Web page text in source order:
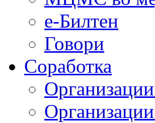
е-Билтен
Говори
Соработка